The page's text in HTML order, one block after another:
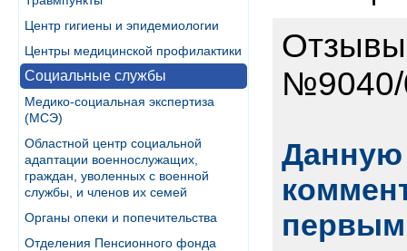
Центр гигиены и эпидемиологии
Центры медицинской профилактики
Социальные службы
Медико-социальная экспертиза
(МСЭ)
Областной центр социальной
адаптации военнослужащих,
граждан, уволенных с военной
службы, и членов их семей
Органы опеки и попечительства
Отделения Пенсионного фонда
№9040/
Данную